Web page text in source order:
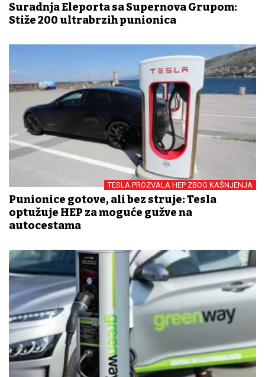
Suradnja Eleporta sa Supernova Grupom:
Stiže 200 ultrabrzih punionica
TESLA PROZVALA HEP ZBOG KAŠNJENJA
Punionice gotove, ali bez struje: Tesla
optužuje HEP za moguće gužve na
autocestama